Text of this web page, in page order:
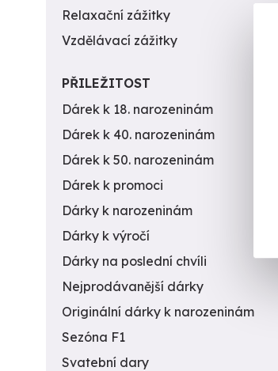
Relaxační zážitky
Vzdělávací zážitky
PŘILEŽITOST
Dárek k 18. narozeninám
Dárek k 40. narozeninám
Dárek k 50. narozeninám
Dárek k promoci
Dárky k narozeninám
Dárky k výročí
Dárky na poslední chvíli
Nejprodávanější dárky
Originální dárky k narozeninám
Sezóna F1
Svatební dary